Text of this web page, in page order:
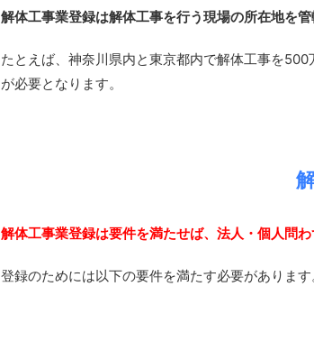
解体工事業登録は解体工事を行う現場の所在地を
たとえば、神奈川県内と東京都内で解体工事を
が必要となります。
解体工事業登録は要件を満たせば、法人・個人問わ
登録のためには以下の要件を満たす必要があります